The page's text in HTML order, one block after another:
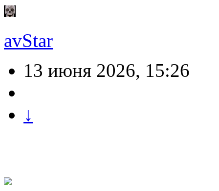
avStar
13 июня 2026, 15:26
↓